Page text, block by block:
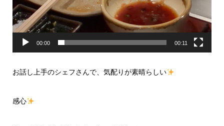
00:00 00:11
お話し上手のシェフさんで、気配りが素晴らしい
感心